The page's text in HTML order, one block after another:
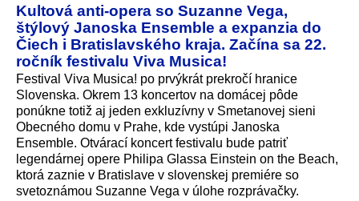
Kultová anti-opera so Suzanne Vega,
štýlový Janoska Ensemble a expanzia do
Čiech i Bratislavského kraja. Začína sa 22.
ročník festivalu Viva Musica!
Festival Viva Musica! po prvýkrát prekročí hranice
Slovenska. Okrem 13 koncertov na domácej pôde
ponúkne totiž aj jeden exkluzívny v Smetanovej sieni
Obecného domu v Prahe, kde vystúpi Janoska
Ensemble. Otvárací koncert festivalu bude patriť
legendárnej opere Philipa Glassa Einstein on the Beach,
ktorá zaznie v Bratislave v slovenskej premiére so
svetoznámou Suzanne Vega v úlohe rozprávačky.